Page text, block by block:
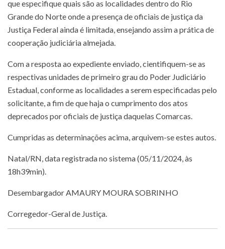
que especifique quais são as localidades dentro do Rio
Grande do Norte onde a presença de oficiais de justiça da
Justiça Federal ainda é limitada, ensejando assim a prática de
cooperação judiciária almejada.
Com a resposta ao expediente enviado, cientifiquem-se as
respectivas unidades de primeiro grau do Poder Judiciário
Estadual, conforme as localidades a serem especificadas pelo
solicitante, a fim de que haja o cumprimento dos atos
deprecados por oficiais de justiça daquelas Comarcas.
Cumpridas as determinações acima, arquivem-se estes autos.
Natal/RN, data registrada no sistema (05/11/2024, às
18h39min).
Desembargador AMAURY MOURA SOBRINHO
Corregedor-Geral de Justiça.